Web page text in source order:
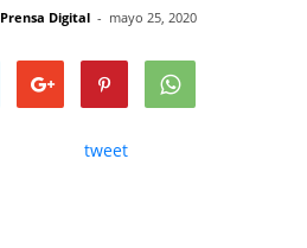
Digital - mayo 25, 2020
tweet